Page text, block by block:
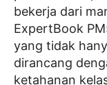
bekerja dari
ExpertBook
yang tidak
dirancang
ketahanan